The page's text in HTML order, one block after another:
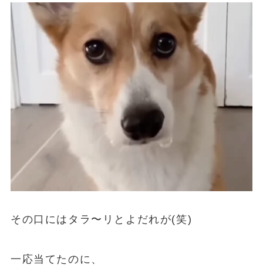
その口にはタラ〜リとよだれが(笑)
一応当てたのに、